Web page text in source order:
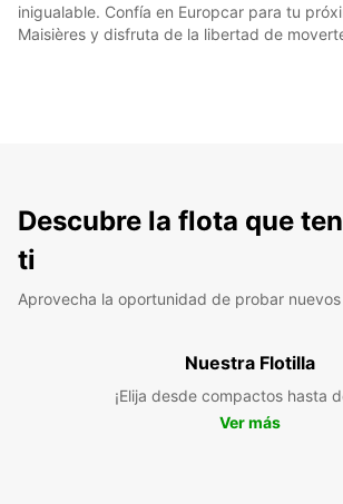
inigualable. Confía en Europcar para tu
Maisières y disfruta de la libertad de
Descubre la flota que
ti
Aprovecha la oportunidad de probar
Nuestra Flotilla
¡Elija desde compactos hasta
Ver más